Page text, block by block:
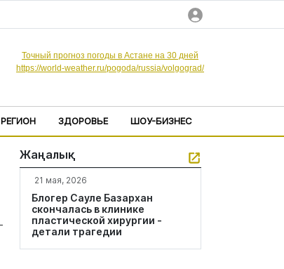
Точный прогноз погоды в Астане на 30 дней
https://world-weather.ru/pogoda/russia/volgograd/
РЕГИОН ЗДОРОВЬЕ ШОУ-БИЗНЕС
Жаңалық
21 мая, 2026
Блогер Сауле Базархан
скончалась в клинике
пластической хирургии -
детали трагедии